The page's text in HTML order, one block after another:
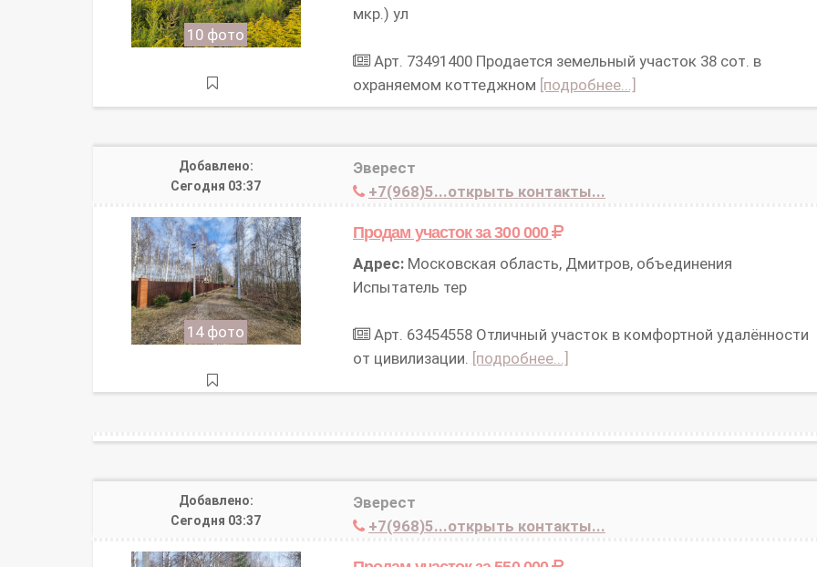
10 фото
мкр.) ул
Арт. 73491400 Продается земельный участок 38 сот. в
охраняемом коттеджном [подробнее...]
Добавлено:
Сегодня 03:37
Эверест
+7(968)5...открыть контакты...
14 фото
Продам участокза 300 000
Адрес:Московская область, Дмитров, объединения
Испытатель тер
Арт. 63454558 Отличный участок в комфортной удалённости
от цивилизации. [подробнее...]
Добавлено:
Сегодня 03:37
Эверест
+7(968)5...открыть контакты...